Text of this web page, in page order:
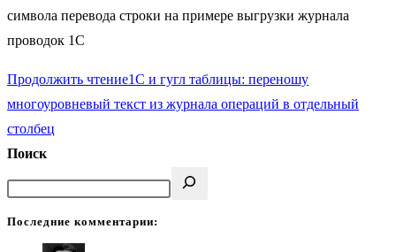
символа перевода строки на примере выгрузки журнала
проводок 1С
Продолжить чтение1C и гугл таблицы: переношу
многоуровневый текст из журнала операций в отдельный
столбец
Поиск
Последние комментарии: